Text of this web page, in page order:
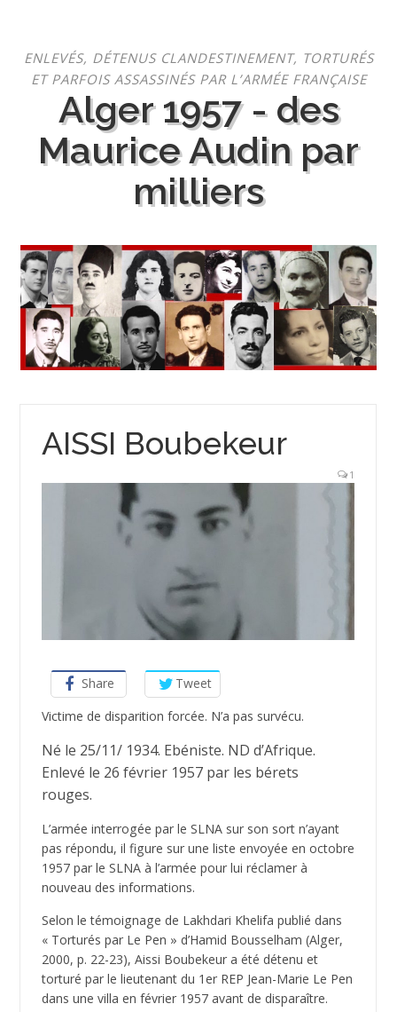
contenu
ENLEVÉS, DÉTENUS CLANDESTINEMENT, TORTURÉS
ET PARFOIS ASSASSINÉS PAR L’ARMÉE FRANÇAISE
Alger 1957 - des
Maurice Audin par
milliers
AISSI Boubekeur
1
Share
Tweet
Victime de disparition forcée. N’a pas survécu.
Né le 25/11/ 1934. Ebéniste. ND d’Afrique.
Enlevé le 26 février 1957 par les bérets
rouges.
L’armée interrogée par le SLNA sur son sort n’ayant
pas répondu, il figure sur une liste envoyée en octobre
1957 par le SLNA à l’armée pour lui réclamer à
nouveau des informations.
Selon le témoignage de Lakhdari Khelifa publié dans
« Torturés par Le Pen » d’Hamid Bousselham (Alger,
2000, p. 22-23), Aissi Boubekeur a été détenu et
torturé par le lieutenant du 1er REP Jean-Marie Le Pen
dans une villa en février 1957 avant de disparaître.